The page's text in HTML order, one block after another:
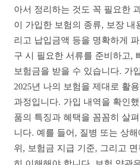
아서 정리하는 것도 꼭 필요한
이 가입한 보험의 종류, 보장 내
리고 납입금액 등을 명확하게
구 시 필요한 서류를 준비하고,
보험금을 받을 수 있습니다. 가
2025년 나의 보험을 제대로 활
과정입니다. 가입 내역을 확인
품의 특징과 혜택을 꼼꼼히 살
니다. 예를 들어, 질병 또는 상
위, 보험금 지급 기준, 그리고